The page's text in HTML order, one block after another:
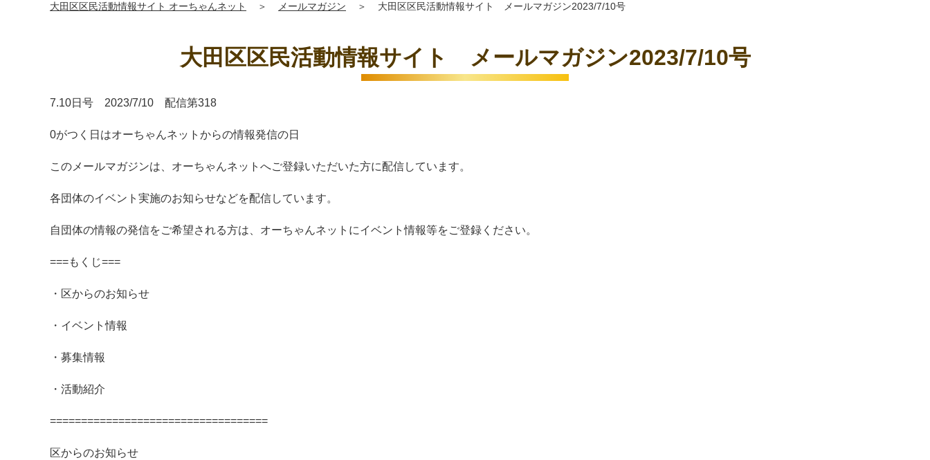
大田区区民活動情報サイト オーちゃんネット ＞ メールマガジン ＞ 大田区区民活動情報サイト メールマガジン2023/7/10号
大田区区民活動情報サイト メールマガジン2023/7/10号
7.10日号 2023/7/10 配信第318
0がつく日はオーちゃんネットからの情報発信の日
このメールマガジンは、オーちゃんネットへご登録いただいた方に配信しています。
各団体のイベント実施のお知らせなどを配信しています。
自団体の情報の発信をご希望される方は、オーちゃんネットにイベント情報等をご登録ください。
===もくじ===
・区からのお知らせ
・イベント情報
・募集情報
・活動紹介
===================================
区からのお知らせ